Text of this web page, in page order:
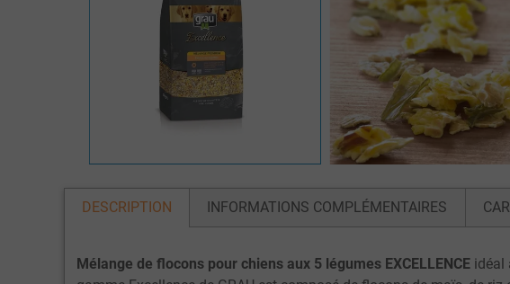
DESCRIPTION INFORMATIONS COMPLÉMENTAIRES
Mélange de flocons pour chiens aux 5 légumes EXCELLENCE idéal